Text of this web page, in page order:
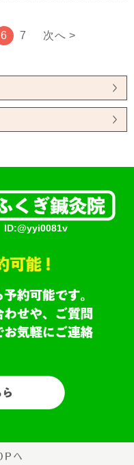
6 7 次へ >
ID:@yyi0081v